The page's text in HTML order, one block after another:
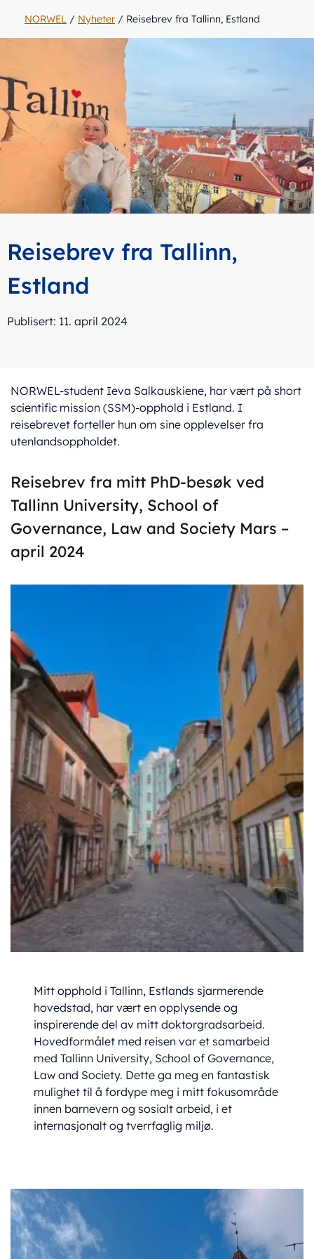
NORWEL / Nyheter / Reisebrev fra Tallinn, Estland
Reisebrev fra Tallinn,
Estland
Publisert: 11. april 2024
NORWEL-student Ieva Salkauskiene, har vært på short
scientific mission (SSM)-opphold i Estland. I
reisebrevet forteller hun om sine opplevelser fra
utenlandsoppholdet.
Reisebrev fra mitt PhD-besøk ved
Tallinn University, School of
Governance, Law and Society Mars –
april 2024
Mitt opphold i Tallinn, Estlands sjarmerende
hovedstad, har vært en opplysende og
inspirerende del av mitt doktorgradsarbeid.
Hovedformålet med reisen var et samarbeid
med Tallinn University, School of Governance,
Law and Society. Dette ga meg en fantastisk
mulighet til å fordype meg i mitt fokusområde
innen barnevern og sosialt arbeid, i et
internasjonalt og tverrfaglig miljø.